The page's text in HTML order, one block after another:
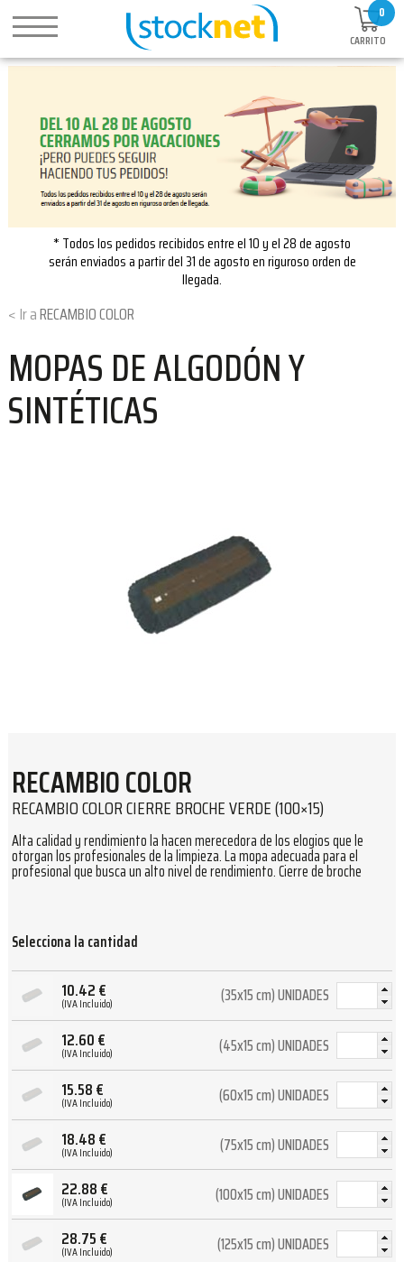
0
CARRITO
* Todos los pedidos recibidos entre el 10 y el 28 de agosto
serán enviados a partir del 31 de agosto en riguroso orden de
llegada.
RECAMBIO COLOR
MOPAS DE ALGODÓN Y
SINTÉTICAS
RECAMBIO COLOR
RECAMBIO COLOR CIERRE BROCHE VERDE (100×15)
Alta calidad y rendimiento la hacen merecedora de los elogios que le
otorgan los profesionales de la limpieza. La mopa adecuada para el
profesional que busca un alto nivel de rendimiento. Cierre de broche
Selecciona la cantidad
10.42€
(IVA Incluido) (35x15 cm) UNIDADES
12.60€
(IVA Incluido) (45x15 cm) UNIDADES
15.58€
(IVA Incluido) (60x15 cm) UNIDADES
18.48€
(IVA Incluido) (75x15 cm) UNIDADES
22.88€
(IVA Incluido) (100x15 cm) UNIDADES
28.75€
(IVA Incluido) (125x15 cm) UNIDADES